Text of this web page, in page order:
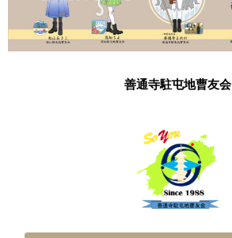
善通寺駐屯地曹友会